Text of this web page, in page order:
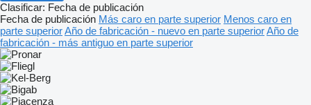
Clasificar: Fecha de publicación
Fecha de publicación Más caro en parte superior Menos caro en
parte superiorAño de fabricación - nuevo en parte superiorAño de
fabricación - más antiguo en parte superior